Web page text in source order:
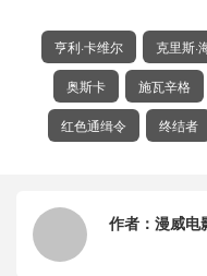
亨利·卡维尔 克里斯·
奥斯卡 施瓦辛格
红色通缉令 终结者
作者： 漫威电